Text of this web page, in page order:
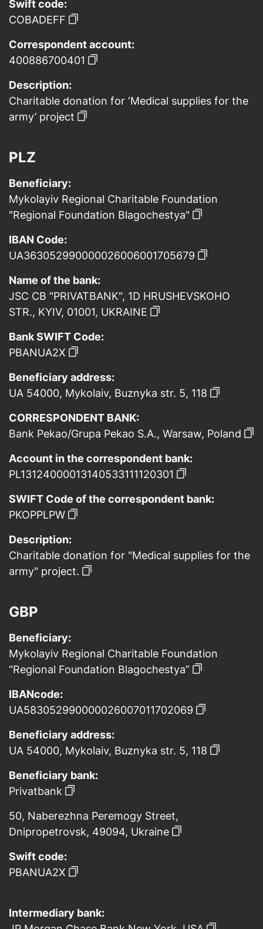
Swift code:
COBADEFF
Correspondent account:
400886700401
Description:
Charitable donation for ‘Medical supplies for the
army’ project
PLZ
Beneficiary:
Mykolayiv Regional Charitable Foundation
"Regional Foundation Blagochestya"
IBAN Code:
UA363052990000026006001705679
Name of the bank:
JSC CB "PRIVATBANK", 1D HRUSHEVSKOHO
STR., KYIV, 01001, UKRAINE
Bank SWIFT Code:
PBANUA2X
Beneficiary address:
UA 54000, Mykolaiv, Buznyka str. 5, 118
CORRESPONDENT BANK:
Bank Pekao/Grupa Pekao S.A., Warsaw, Poland
Account in the correspondent bank:
PL13124000013140533111120301
SWIFT Code of the correspondent bank:
PKOPPLPW
Description:
Charitable donation for "Medical supplies for the
army" project.
GBP
Beneficiary:
Mykolayiv Regional Charitable Foundation
“Regional Foundation Blagochestya”
IBANcode:
UA583052990000026007011702069
Beneficiary address:
UA 54000, Mykolaiv, Buznyka str. 5, 118
Beneficiary bank:
Privatbank
50, Naberezhna Peremogy Street,
Dnipropetrovsk, 49094, Ukraine
Swift code:
PBANUA2X
Intermediary bank: